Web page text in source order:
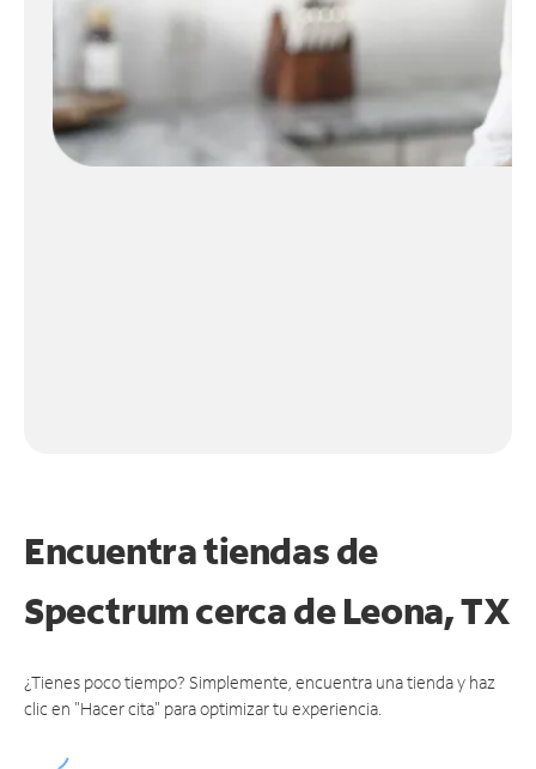
Encuentra tiendas de
Spectrum cerca deLeona, TX
¿Tienes poco tiempo? Simplemente, encuentra una tienda y haz
clic en "Hacer cita" para optimizar tu experiencia.